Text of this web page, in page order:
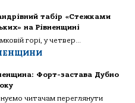
табір «Стежками
на Рівненщині
горі, у четвер...
Форт-застава Дубно
читачам переглянути